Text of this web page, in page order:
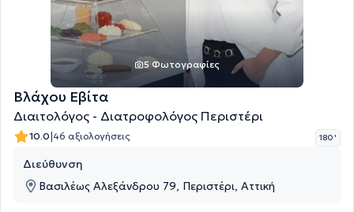
5 Φωτογραφίες
Βλάχου Εβίτα
Διαιτολόγος - Διατροφολόγος Περιστέρι
10.0|46 αξιολογήσεις 180 '
Διεύθυνση
Βασιλέως Αλεξάνδρου 79, Περιστέρι, Αττική